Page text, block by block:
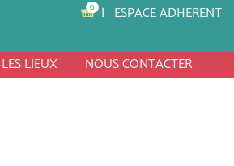
0 ESPACE ADHÉRENT
LES LIEUX
NOUS CONTACTER